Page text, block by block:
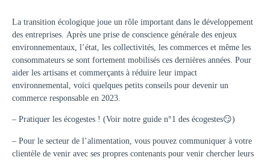
La transition écologique joue un rôle important dans le développement
des entreprises. Après une prise de conscience générale des enjeux
environnementaux, l’état, les collectivités, les commerces et même les
consommateurs se sont fortement mobilisés ces dernières années. Pour
aider les artisans et commerçants à réduire leur impact
environnemental, voici quelques petits conseils pour devenir un
commerce responsable en 2023.
– Pratiquer les écogestes ! (Voir notre guide n°1 des écogestes😏)
– Pour le secteur de l’alimentation, vous pouvez communiquer à votre
clientèle de venir avec ses propres contenants pour venir chercher leurs